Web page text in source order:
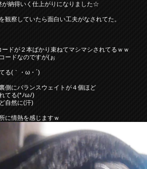
が納得いく仕上がりになりました☆
観察していたら面白い工夫がなされてた。
ドが２本ばかり束ねてマシマシされてるｗｗ
ードなのですが(ぉ
る(｀・ω・´)
側にバランスウェイトが４個ほど
てる(*ﾉωﾉ)
自然に(汗)
に情熱を感じますｗ